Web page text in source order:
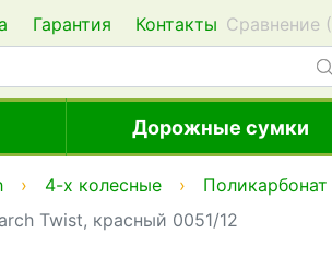
Гарантия Контакты Сравнение (
Дорожные сумки
4-х колесные Поликарбонат
Twist, красный 0051/12